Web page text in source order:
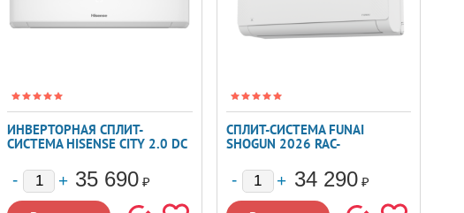
ИНВЕРТОРНАЯ СПЛИТ-
СИСТЕМА HISENSE CITY 2.0 DC
35 690 ₽
СПЛИТ-СИСТЕМА FUNAI
SHOGUN 2026 RAC-
34 290 ₽